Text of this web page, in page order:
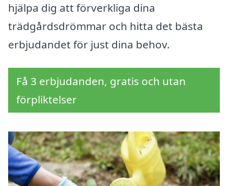
hjälpa dig att förverkliga dina
trädgårdsdrömmar och hitta det bästa
erbjudandet för just dina behov.
Få 3 erbjudanden, gratis och utan
förpliktelser